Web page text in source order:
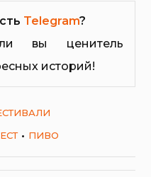
Telegram?
вы ценитель
историй!
ПИВО